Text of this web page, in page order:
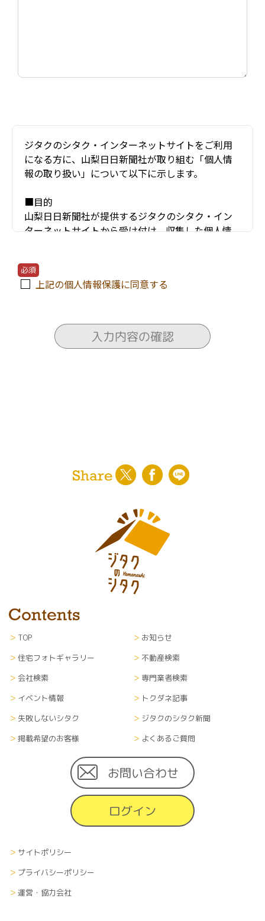
ジタクのシタク・インターネットサイトをご利用
になる方に、山梨日日新聞社が取り組む「個人情
報の取り扱い」について以下に示します。
■目的
山梨日日新聞社が提供するジタクのシタク・イン
ターネットサイトから受け付け、収集した個人情
し、他の目的には使用しません。
〇当サービスの安全な運営に必要な不正対策
〇当サービスの改善・新規開発
解析、分析、マーケティング、統計データの作成
〇当社が編集・発行運営する新聞紙面、ウェブサ
※なお、上記サービスの提供は、退会により中止
することが出来ます。
利用者のプライバシー保護のため、利用者の了解
を得ることなく第三者に開示することはありませ
当サイトにて収集した個人情報（あらゆる媒体形
式全て）については、当社内に管理責任者を置
き、漏洩や流出、改ざん等のないよう適切に管理
し、継続的に運営します。また、登録者がサイト掲
載住宅会社に対して個人情報を渡した場合、個人
情報の取扱に関しては、各企業の方針に準じます。
■情報の削除、破棄及び変更について
当サイトにて収集した利用者の個人情報（あらゆ
る媒体形式すべて）は、本人の申し出により、本人
に関する情報のすべてまたは一部を削除、破棄また
は変更できるものとします。その際、申し出者の本
人確認を、当社が指定する方法で行います。
利用者が当サイトを利用するために必要な通信費
や接続料などの費用の一切は、利用者の負担とし
通知する場合、その受信にかかる費用も受信者の
必須
上記の個人情報保護に同意する
入力内容の確認
TOP
お知らせ
住宅フォトギャラリー
不動産検索
会社検索
専門業者検索
イベント情報
トクダネ記事
失敗しないシタク
ジタクのシタク新聞
掲載希望のお客様
よくあるご質問
お問い合わせ
ログイン
サイトポリシー
プライバシーポリシー
運営・協力会社